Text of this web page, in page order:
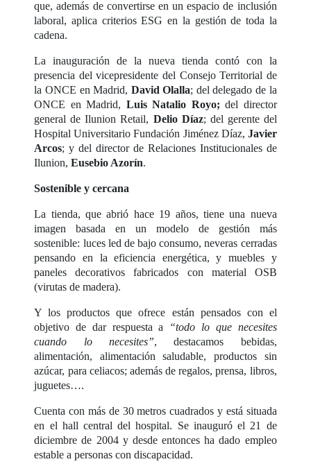
que, además de convertirse en un espacio de inclusión
laboral, aplica criterios ESG en la gestión de toda la
cadena.
La inauguración de la nueva tienda contó con la
presencia del vicepresidente del Consejo Territorial de
la ONCE en Madrid, David Olalla; del delegado de la
ONCE en Madrid, Luis Natalio Royo; del director
general de Ilunion Retail, Delio Díaz; del gerente del
Hospital Universitario Fundación Jiménez Díaz, Javier
Arcos; y del director de Relaciones Institucionales de
Ilunion,Eusebio Azorín.
Sostenible y cercana
La tienda, que abrió hace 19 años, tiene una nueva
imagen basada en un modelo de gestión más
sostenible: luces led de bajo consumo, neveras cerradas
pensando en la eficiencia energética, y muebles y
paneles decorativos fabricados con material OSB
(virutas de madera).
Y los productos que ofrece están pensados con el
objetivo de dar respuesta a
“todo lo que necesites
cuando lo necesites”, destacamos bebidas,
alimentación, alimentación saludable, productos sin
azúcar, para celiacos; además de regalos, prensa, libros,
juguetes….
Cuenta con más de 30 metros cuadrados y está situada
en el hall central del hospital. Se inauguró el 21 de
diciembre de 2004 y desde entonces ha dado empleo
estable a personas con discapacidad.